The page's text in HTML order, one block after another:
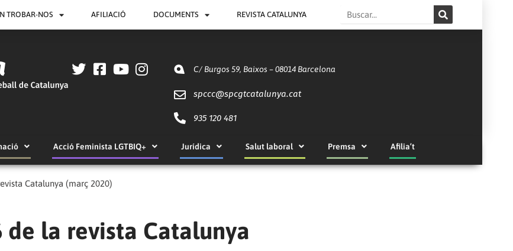
TROBAR-NOS AFILIACIÓ DOCUMENTS REVISTA CATALUNYA Search
C/ Burgos 59, Baixos – 08014 Barcelona
spccc@spcgtcatalunya.cat
935 120 481
Acció Feminista LGTBIQ+ Jurídica Salut laboral Premsa Afilia’t
Catalunya (març 2020)
la revista Catalunya